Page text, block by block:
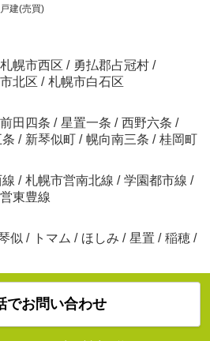
建(売買)
札幌市西区 / 勇払郡占冠村 /
北区 / 札幌市白石区
前田四条 / 星置一条 / 西野六条 /
/ 新琴似町 / 幌向南三条 / 桂岡町
/ 札幌市営南北線 / 学園都市線 /
東豊線
似 / トマム / ほしみ / 星置 / 稲穂 /
でお問い合わせ